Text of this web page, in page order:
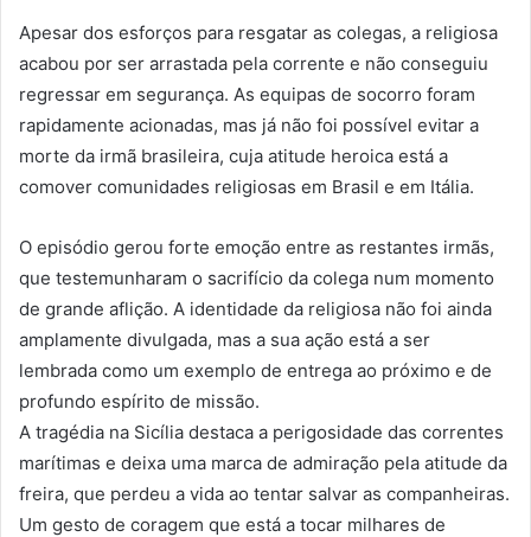
Apesar dos esforços para resgatar as colegas, a religiosa
acabou por ser arrastada pela corrente e não conseguiu
regressar em segurança. As equipas de socorro foram
rapidamente acionadas, mas já não foi possível evitar a
morte da irmã brasileira, cuja atitude heroica está a
comover comunidades religiosas em Brasil e em Itália.
O episódio gerou forte emoção entre as restantes irmãs,
que testemunharam o sacrifício da colega num momento
de grande aflição. A identidade da religiosa não foi ainda
amplamente divulgada, mas a sua ação está a ser
lembrada como um exemplo de entrega ao próximo e de
profundo espírito de missão.
A tragédia na Sicília destaca a perigosidade das correntes
marítimas e deixa uma marca de admiração pela atitude da
freira, que perdeu a vida ao tentar salvar as companheiras.
Um gesto de coragem que está a tocar milhares de